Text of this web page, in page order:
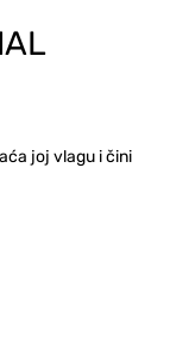
joj vlagu i čini